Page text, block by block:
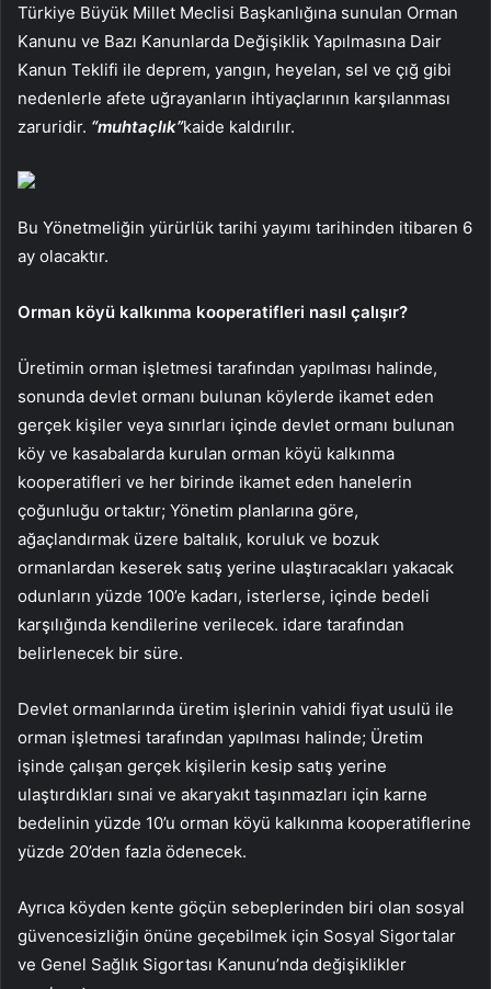
Türkiye Büyük Millet Meclisi Başkanlığına sunulan Orman
Kanunu ve Bazı Kanunlarda Değişiklik Yapılmasına Dair
Kanun Teklifi ile deprem, yangın, heyelan, sel ve çığ gibi
nedenlerle afete uğrayanların ihtiyaçlarının karşılanması
zaruridir. “muhtaçlık”kaide kaldırılır.
Bu Yönetmeliğin yürürlük tarihi yayımı tarihinden itibaren 6
ay olacaktır.
Orman köyü kalkınma kooperatifleri nasıl çalışır?
Üretimin orman işletmesi tarafından yapılması halinde,
sonunda devlet ormanı bulunan köylerde ikamet eden
gerçek kişiler veya sınırları içinde devlet ormanı bulunan
köy ve kasabalarda kurulan orman köyü kalkınma
kooperatifleri ve her birinde ikamet eden hanelerin
çoğunluğu ortaktır; Yönetim planlarına göre,
ağaçlandırmak üzere baltalık, koruluk ve bozuk
ormanlardan keserek satış yerine ulaştıracakları yakacak
odunların yüzde 100’e kadarı, isterlerse, içinde bedeli
karşılığında kendilerine verilecek. idare tarafından
belirlenecek bir süre.
Devlet ormanlarında üretim işlerinin vahidi fiyat usulü ile
orman işletmesi tarafından yapılması halinde; Üretim
işinde çalışan gerçek kişilerin kesip satış yerine
ulaştırdıkları sınai ve akaryakıt taşınmazları için karne
bedelinin yüzde 10’u orman köyü kalkınma kooperatiflerine
yüzde 20’den fazla ödenecek.
Ayrıca köyden kente göçün sebeplerinden biri olan sosyal
güvencesizliğin önüne geçebilmek için Sosyal Sigortalar
ve Genel Sağlık Sigortası Kanunu’nda değişiklikler